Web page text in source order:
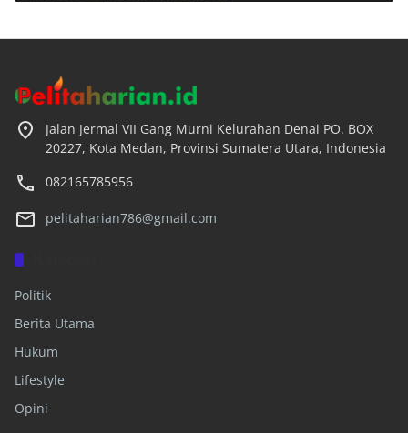
Jalan Jermal VII Gang Murni Kelurahan Denai PO. BOX
20227, Kota Medan, Provinsi Sumatera Utara, Indonesia
082165785956
pelitaharian786@gmail.com
Politik
Berita Utama
Hukum
Lifestyle
Opini